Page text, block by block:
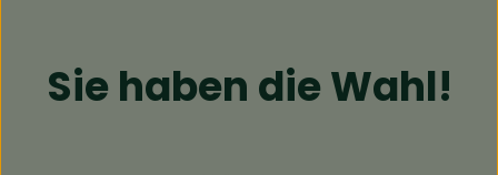
Sie haben die Wahl!